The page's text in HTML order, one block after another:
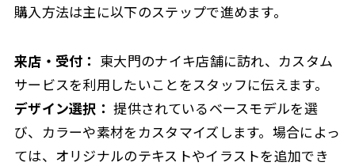
購入方法は主に以下のステップで進めます。
来店・受付： 東大門のナイキ店舗に訪れ、カスタム
サービスを利用したいことをスタッフに伝えます。
デザイン選択： 提供されているベースモデルを選
び、カラーや素材をカスタマイズします。場合によっ
ては、オリジナルのテキストやイラストを追加でき